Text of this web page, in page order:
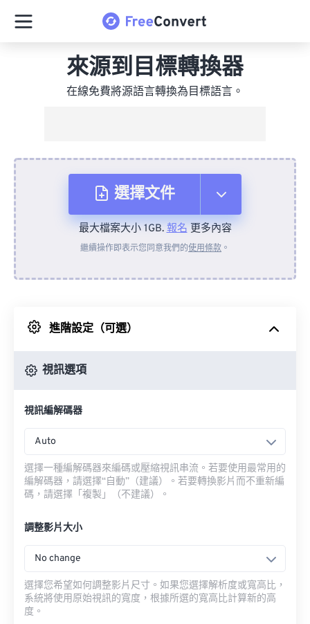
來源到目標轉換器
在線免費將源語言轉換為目標語言。
選擇文件
來自裝置
來自 Google 雲端硬碟
最大檔案大小 1GB.報名更多內容
繼續操作即表示您同意我們的使用條款 。
進階設定（可選）
視訊選項
視訊編解碼器
Auto
選擇一種編解碼器來編碼或壓縮視訊串流。若要使用最常用的
編解碼器，請選擇“自動”（建議）。若要轉換影片而不重新編
碼，請選擇「複製」（不建議）。
調整影片大小
No change
選擇您希望如何調整影片尺寸。如果您選擇解析度或寬高比，
系統將使用原始視訊的寬度，根據所選的寬高比計算新的高
度。